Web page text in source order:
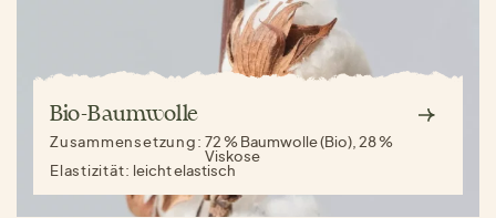
Bio-Baumwolle
Zusammensetzung:72 % Baumwolle (Bio), 28 %
Viskose
Elastizität: leicht elastisch